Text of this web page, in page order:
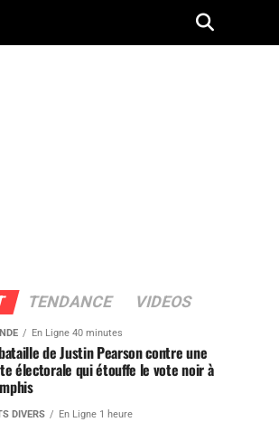
TENDANCE VIDEOS
En Ligne 40 minutes
de Justin Pearson contre une
électorale qui étouffe le vote noir à
DIVERS En Ligne 1 heure